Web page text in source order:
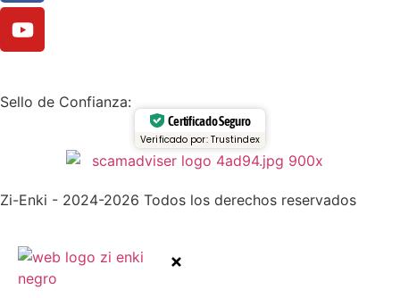
Sello de Confianza:
Certificado Seguro
Verificado por: Trustindex
Zi-Enki - 2024-2026 Todos los derechos reservados